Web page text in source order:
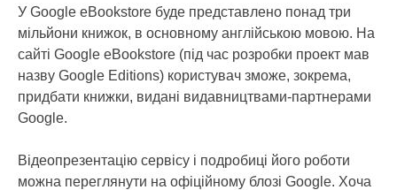
У Google eBookstore буде представлено понад три
мільйони книжок, в основному англійською мовою. На
сайті Google eBookstore (під час розробки проект мав
назву Google Editions) користувач зможе, зокрема,
придбати книжки, видані видавництвами-партнерами
Google.
Відеопрезентацію сервісу і подробиці його роботи
можна переглянути на офіційному блозі Google. Хоча